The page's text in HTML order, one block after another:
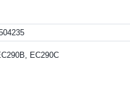
EC290C